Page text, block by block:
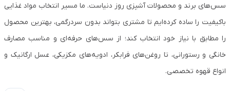
سس‌های برند و محصولات آشپزی روز دنیاست. ما مسیر انتخاب مواد غذایی
باکیفیت را ساده کرده‌ایم تا مشتری بتواند بدون سردرگمی، بهترین محصول
را مطابق با نیاز خود انتخاب کند؛ از سس‌های حرفه‌ای و مناسب مصارف
خانگی و رستورانی، تا روغن‌های فرابکر، ادویه‌های مکزیکی، عسل ارگانیک و
انواع قهوه تخصصی.